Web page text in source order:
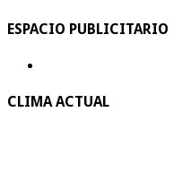
ESPACIO PUBLICITARIO
CLIMA ACTUAL